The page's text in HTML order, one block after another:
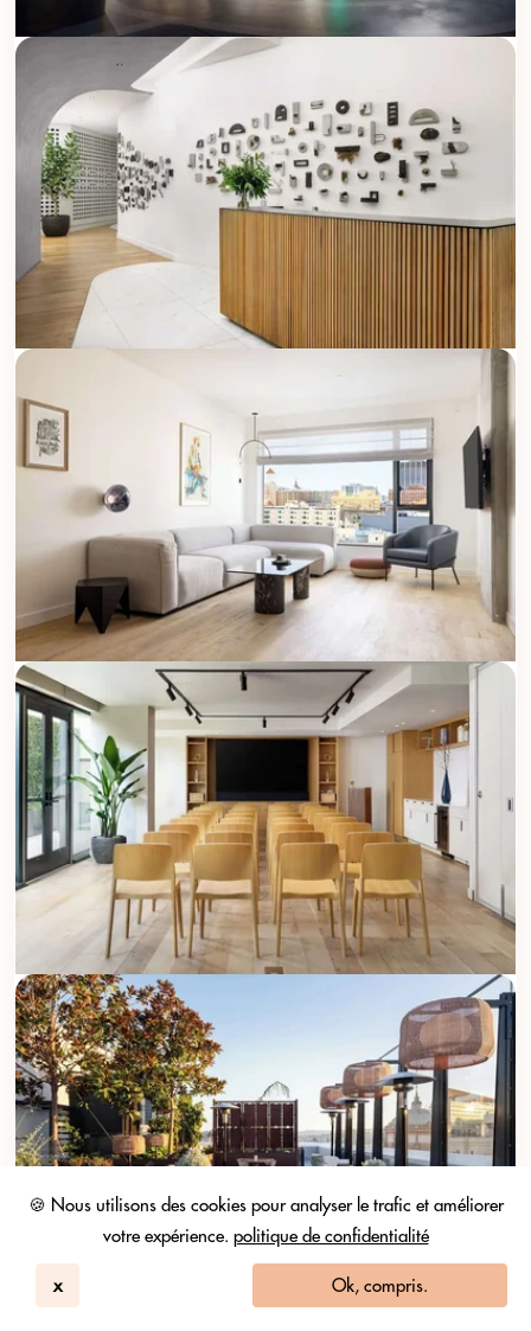
🍪 Nous utilisons des cookies pour analyser le trafic et améliorer
votre expérience. politique de confidentialité
x Ok, compris.